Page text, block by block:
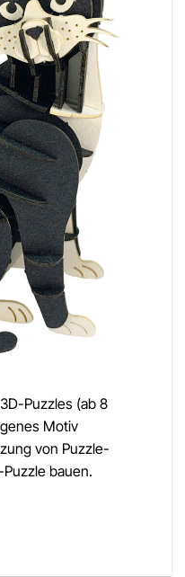
Puzzles (ab 8
Motiv
von Puzzle-
bauen.